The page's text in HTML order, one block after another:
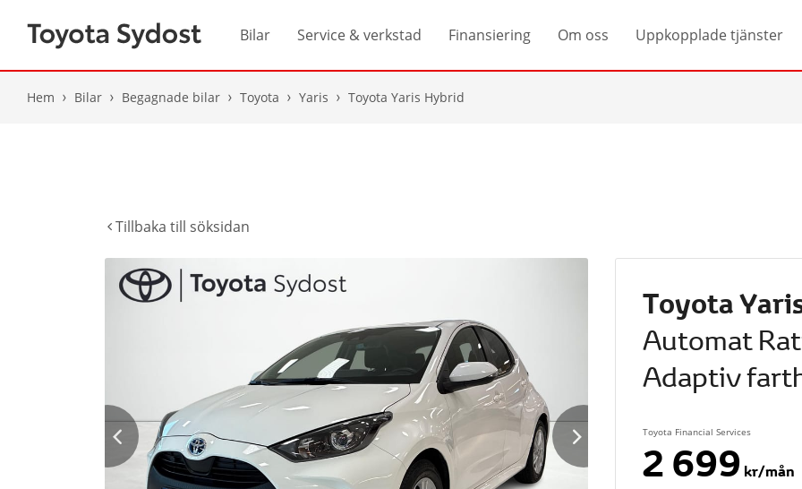
Bilar Service & verkstad Finansiering Om oss Uppkopplade tjänster
Hem Bilar Begagnade bilar Toyota Yaris Toyota Yaris Hybrid
Tillbaka till söksidan
Toyota
Automat
Adaptiv
Toyota Financial Services
2 699 kr/mån